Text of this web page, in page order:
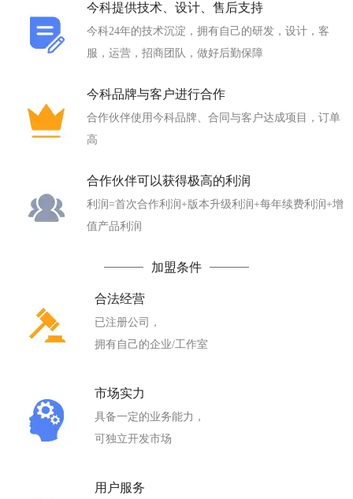
今科提供技术、设计、售后支持
今科24年的技术沉淀，拥有自己的研发，设计，客
服，运营，招商团队，做好后勤保障
今科品牌与客户进行合作
合作伙伴使用今科品牌、合同与客户达成项目，订单
高
合作伙伴可以获得极高的利润
利润=首次合作利润+版本升级利润+每年续费利润+增
值产品利润
加盟条件
合法经营
已注册公司，
拥有自己的企业/工作室
市场实力
具备一定的业务能力，
可独立开发市场
用户服务